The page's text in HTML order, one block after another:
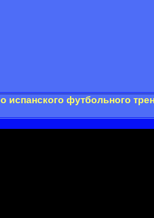
испанского футбольного